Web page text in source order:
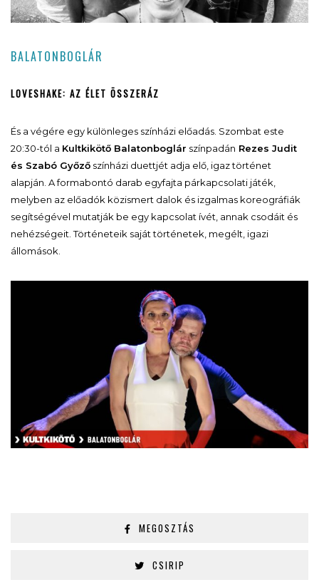
BALATONBOGLÁR
LOVESHAKE: AZ ÉLET ÖSSZERÁZ
És a végére egy különleges színházi előadás. Szombat este
20:30-tól a Kultkikötő Balatonboglár színpadán Rezes Judit
és Szabó Győző színházi duettjét adja elő, igaz történet
alapján. A formabontó darab egyfajta párkapcsolati játék,
melyben az előadók közismert dalok és izgalmas koreográfiák
segítségével mutatják be egy kapcsolat ívét, annak csodáit és
nehézségeit. Történeteik saját történetek, megélt, igazi
állomások.
MEGOSZTÁS
CSIRIP